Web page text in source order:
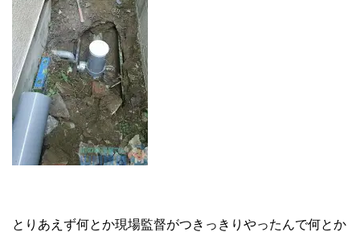
とりあえず何とか現場監督がつきっきりやったんで何とか